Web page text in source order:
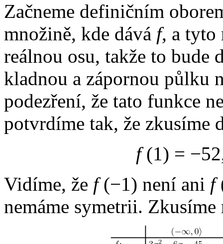
Začneme definičním
množině, kde dává f, a tyto
reálnou osu, takže to
kladnou a zápornou půlku
podezření, že tato funkce
potvrdíme tak, že zkusíme
f(1) =
Vidíme, že f(−1) není ani f
nemáme symetrii.